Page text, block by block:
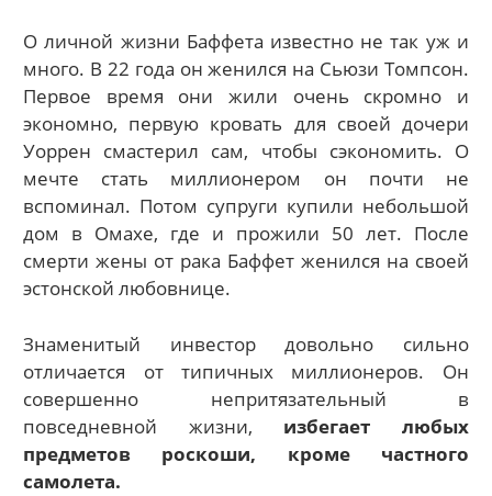
О личной жизни Баффета известно не так уж и
много. В 22 года он женился на Сьюзи Томпсон.
Первое время они жили очень скромно и
экономно, первую кровать для своей дочери
Уоррен смастерил сам, чтобы сэкономить. О
мечте стать миллионером он почти не
вспоминал. Потом супруги купили небольшой
дом в Омахе, где и прожили 50 лет. После
смерти жены от рака Баффет женился на своей
эстонской любовнице.
Знаменитый инвестор довольно сильно
отличается от типичных миллионеров. Он
совершенно непритязательный в
повседневной жизни, избегает любых
предметов роскоши, кроме частного
самолета.